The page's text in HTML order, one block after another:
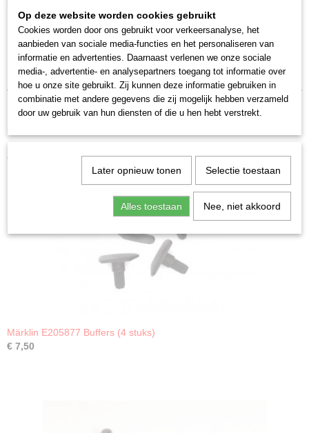
E230865
Schaal
H0 (1:87)
Staat
Nieuw
Märklin E230865 Buffer rechts (4
stuks)
Ook interessant
Märklin E205877 Buffers (4 stuks)
€ 7,50
Op deze website worden cookies gebruikt
Cookies worden door ons gebruikt voor verkeersanalyse, het
aanbieden van sociale media-functies en het personaliseren van
informatie en advertenties. Daarnaast verlenen we onze sociale
media-, advertentie- en analysepartners toegang tot informatie over
hoe u onze site gebruikt. Zij kunnen deze informatie gebruiken in
combinatie met andere gegevens die zij mogelijk hebben verzameld
door uw gebruik van hun diensten of die u hen hebt verstrekt.
Later opnieuw tonen Selectie toestaan
Alles toestaan Nee, niet akkoord